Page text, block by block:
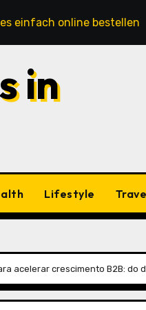
online bestellen
in
Lifestyle
acelerar crescimento B2B: do